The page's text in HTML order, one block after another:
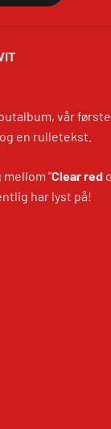
vår
en rulletekst.
mellom "Clear red
har lyst på!